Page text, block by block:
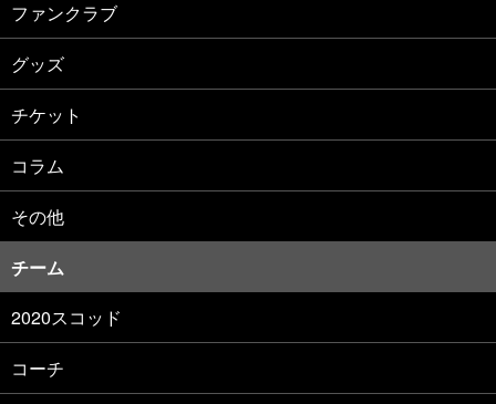
ファンクラブ
グッズ
チケット
コラム
その他
チーム
2020スコッド
コーチ